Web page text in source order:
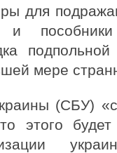
для
и
подпольной
мере
(СБУ)
этого